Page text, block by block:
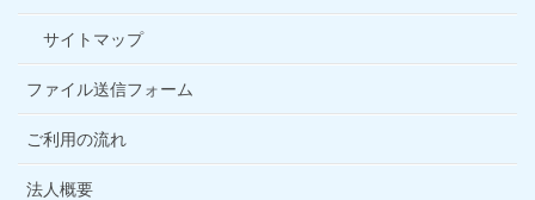
サイトマップ
ファイル送信フォーム
ご利用の流れ
法人概要